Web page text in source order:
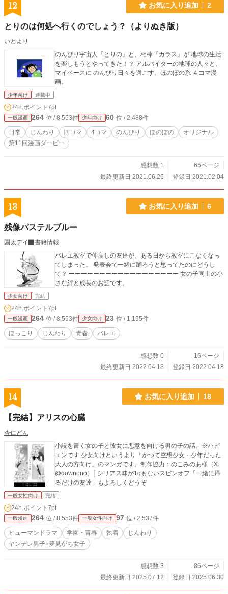
12 お気に入り追加 2
とりのは何処へ行くのでしょう？（よりぬき版）
いとより
のんびり宇宙人『とりの』と、相棒『カラス』が 地球の生活
を楽しもうとやってきた！？ アルバイターの地球の人々と、
マイペースに のんびり日々を過ごす、ほのぼの系 ４コマ漫
画。
少年向け 連載中
24h.ポイント 7pt
一般漫画 264 位 / 8,553件 少年向け 60 位 / 2,488件
日常 じんわり 四コマ 4コマ のんびり ほのぼの
オリジナル
第11回漫画ダービー
感想数 1
65ページ
最終更新日 2021.06.26
登録日 2021.02.04
13 お気に入り追加 6
残像パステルブルー
園太デイ
書籍情報
バレエ教室で仲良しの友達が、ある日から教室にこなくなっ
てしまった。 発表会で一緒に踊ろうと思ってたのにどうし
て？ ーーーーーーーーーーーーーーーーーー 女の子同士の小
さな絆と成長のお話です。
少女向け 完結
24h.ポイント 7pt
一般漫画 264 位 / 8,553件 少女向け 23 位 / 1,155件
ほっこり じんわり 青春 バレエ
感想数 0
16ページ
最終更新日 2022.04.18
登録日 2022.04.18
14 お気に入り追加 18
【完結】アリスの心臓
杏仁どん
小説を書く女の子と彼女に悪意を向ける男の子の話。※ハピ
エンです 少女向けというより「かつて空想少女・少年だった
大人の方向け」のマンガです。制作協力：のこみのあ様（X:
@downono）│シリアス味が1gもないスピンオフ「一緒に帰
るだけの友達」もよろしくどうぞ
一般女性向け 完結
24h.ポイント 7pt
一般漫画 264 位 / 8,553件 一般女性向け 97 位 / 2,537件
ヒューマンドラマ 学園・青春 執着
じんわり
ヤンデレ男子×夢見がち女子
感想数 3
86ページ
最終更新日 2025.07.12
登録日 2025.06.30